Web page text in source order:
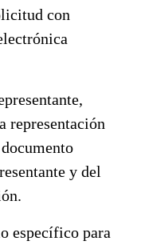
con
representación
y del
específico para